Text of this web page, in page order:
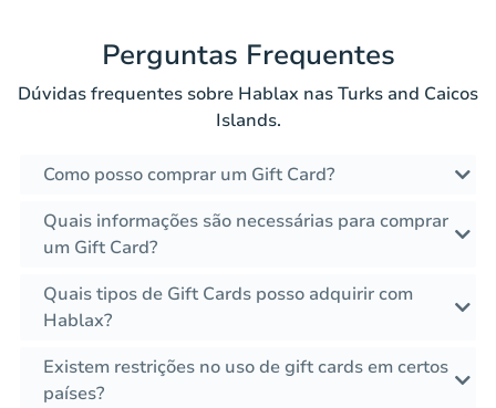
Perguntas Frequentes
Dúvidas frequentes sobre Hablax nas Turks and Caicos
Islands.
Como posso comprar um Gift Card?
Quais informações são necessárias para comprar
um Gift Card?
Quais tipos de Gift Cards posso adquirir com
Hablax?
Existem restrições no uso de gift cards em certos
países?